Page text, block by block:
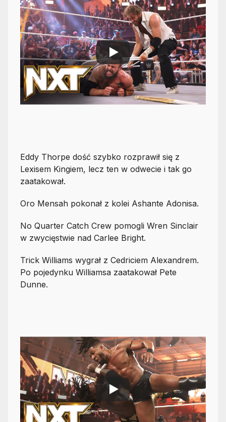
Eddy Thorpe dość szybko rozprawił się z
Lexisem Kingiem, lecz ten w odwecie i tak go
zaatakował.
Oro Mensah pokonał z kolei Ashante Adonisa.
No Quarter Catch Crew pomogli Wren Sinclair
w zwycięstwie nad Carlee Bright.
Trick Williams wygrał z Cedriciem Alexandrem.
Po pojedynku Williamsa zaatakował Pete
Dunne.